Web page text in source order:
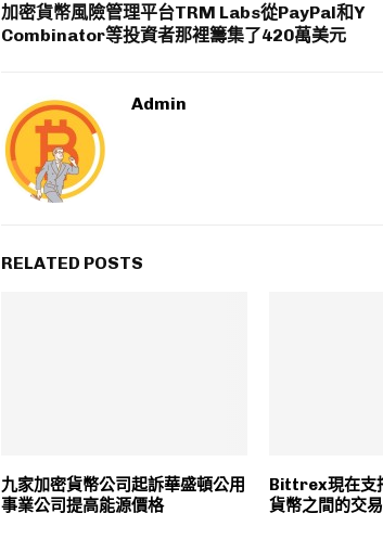
加密貨幣風險管理平台TRM Labs從PayPal和Y
Combinator等投資者那裡籌集了420萬美元
Admin
RELATED POSTS
九家加密貨幣公司起訴華盛頓公用
事業公司提高能源價格
Bittrex現在支
貨幣之間的交易